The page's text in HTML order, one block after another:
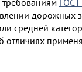
дорожных
средней
отличиях